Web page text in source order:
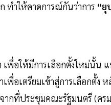
ทำให้คาดการณ์กันว่าการ “ยุ
พื่อให้มีการเลือกตั้งใหม่นั้น
อเตรียมเข้าสู่การเลือกตั้ง
กที่ประชุมคณะรัฐมนตรี (คร